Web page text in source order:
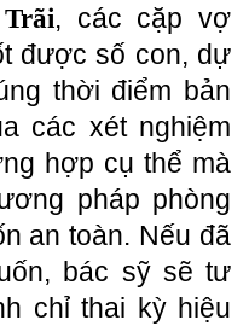
, các cặp vợ
được số con, dự
thời điểm bản
các xét nghiệm
hợp cụ thể mà
pháp phòng
an toàn. Nếu đã
bác sỹ sẽ tư
chỉ thai kỳ hiệu